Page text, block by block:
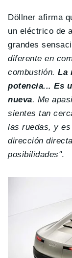
Döllner afirma
un eléctrico de
grandes
diferente en
combustión.La
potencia... Es
nueva. Me
sientes tan
las ruedas, y
dirección
posibilidades".